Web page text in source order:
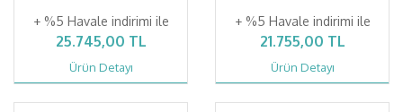
+ %5 Havale indirimi ile
25.745,00 TL
Ürün Detayı
+ %5 Havale indirimi ile
21.755,00 TL
Ürün Detayı